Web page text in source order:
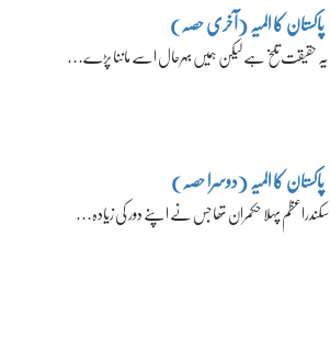
پاکستان کا المیہ (آخری حصہ)
یہ حقیقت تلخ ہے لیکن ہمیں بہرحال اسے ماننا پڑے…
پاکستان کا المیہ (دوسرا حصہ)
سکندراعظم پہلا حکمران تھا جس نے اپنے دور کی زیادہ…